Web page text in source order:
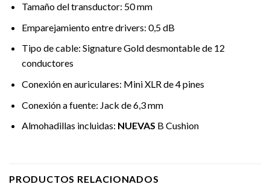
Tamaño del transductor: 50 mm
Emparejamiento entre drivers: 0,5 dB
Tipo de cable: Signature Gold desmontable de 12
conductores
Conexión en auriculares: Mini XLR de 4 pines
Conexión a fuente: Jack de 6,3 mm
Almohadillas incluidas: NUEVAS B Cushion
PRODUCTOS RELACIONADOS